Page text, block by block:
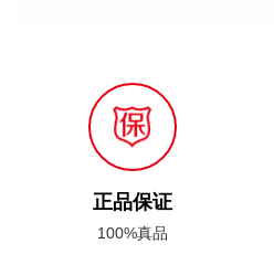
正品保证
100%真品